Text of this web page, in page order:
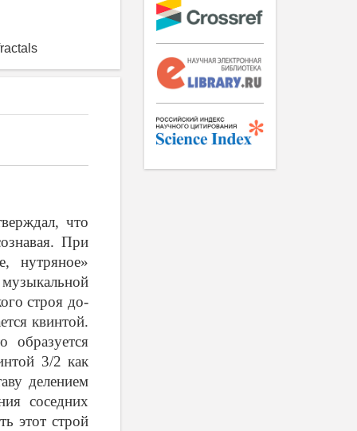
что
При
нутряное»
строя до-
квинтой.
образуется
3/2 как
делением
соседних
этот строй